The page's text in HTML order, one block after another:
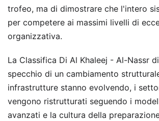
trofeo, ma di dimostrare che l'intero
per competere ai massimi livelli di
organizzativa.
La Classifica Di Al Khaleej - Al-Nassr
specchio di un cambiamento
infrastrutture stanno evolvendo, i
vengono ristrutturati seguendo i
avanzati e la cultura della